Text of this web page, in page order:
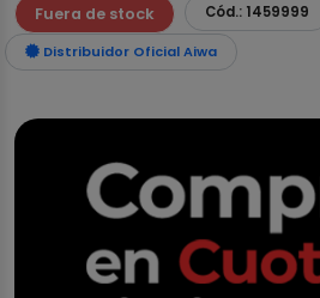
Fuera de stock Cód.: 1459999
Distribuidor Oficial Aiwa